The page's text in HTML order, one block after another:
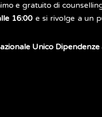
e gratuito di
16:00 e si rivolge a un
Unico Dipendenze